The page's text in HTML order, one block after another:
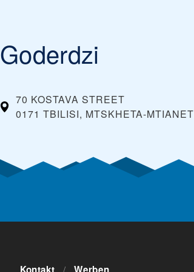
Goderdzi
70 KOSTAVA STREET
0171 TBILISI, MTSKHETA-
/